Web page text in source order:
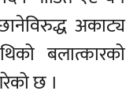
अकाट्य
बलात्कारको
छ ।